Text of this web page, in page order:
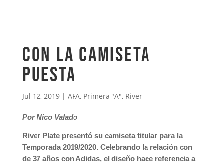
Con la camiseta
puesta
Jul 12, 2019| AFA, Primera "A", River
Por Nico Valado
River Plate presentó su camiseta titular para la
Temporada 2019/2020. Celebrando la relación con
de 37 años con Adidas, el diseño hace referencia a